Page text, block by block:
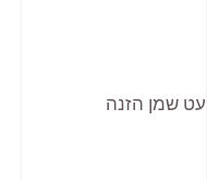
עט שמן הזנה